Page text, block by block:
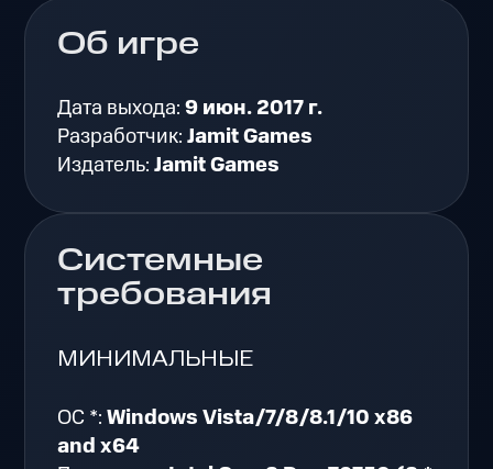
Об игре
Дата выхода:9 июн. 2017 г.
Разработчик:Jamit Games
Издатель:Jamit Games
Системные
требования
МИНИМАЛЬНЫЕ
ОС *:Windows Vista/7/8/8.1/10 x86
and x64